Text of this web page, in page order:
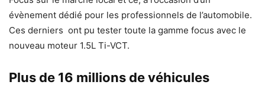
évènement dédié pour les professionnels de l’automobile.
Ces derniers ont pu tester toute la gamme focus avec le
nouveau moteur 1.5L Ti-VCT.
Plus de 16 millions de véhicules